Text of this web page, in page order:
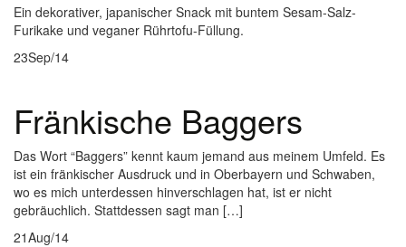
Ein dekorativer, japanischer Snack mit buntem Sesam-Salz-
Furikake und veganer Rührtofu-Füllung.
23Sep/14
Fränkische Baggers
Das Wort “Baggers” kennt kaum jemand aus meinem Umfeld. Es
ist ein fränkischer Ausdruck und in Oberbayern und Schwaben,
wo es mich unterdessen hinverschlagen hat, ist er nicht
gebräuchlich. Stattdessen sagt man […]
21Aug/14